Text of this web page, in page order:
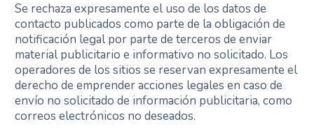
Se rechaza expresamente el uso de los datos de
contacto publicados como parte de la obligación de
notificación legal por parte de terceros de enviar
material publicitario e informativo no solicitado. Los
operadores de los sitios se reservan expresamente el
derecho de emprender acciones legales en caso de
envío no solicitado de información publicitaria, como
correos electrónicos no deseados.